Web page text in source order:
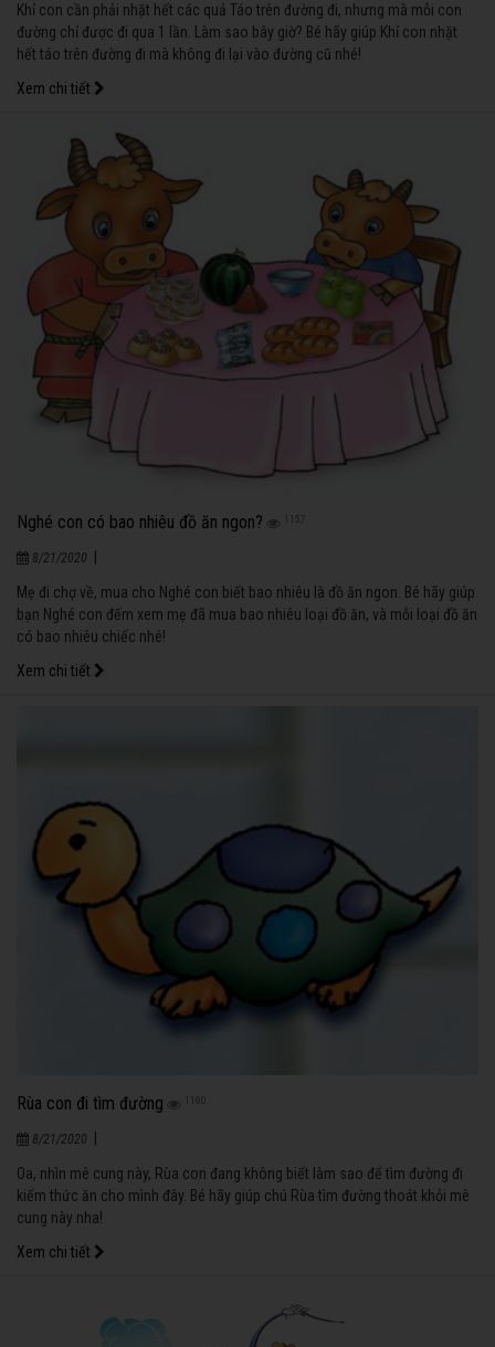
Khỉ con cần phải nhặt hết các quả Táo trên đường đi, nhưng mà mỗi con
đường chỉ được đi qua 1 lần. Làm sao bây giờ? Bé hãy giúp Khỉ con nhặt
hết táo trên đường đi mà không đi lại vào đường cũ nhé!
Xem chi tiết
Nghé con có bao nhiêu đồ ăn ngon? 1157
8/21/2020
Mẹ đi chợ về, mua cho Nghé con biết bao nhiêu là đồ ăn ngon. Bé hãy giúp
bạn Nghé con đếm xem mẹ đã mua bao nhiêu loại đồ ăn, và mỗi loại đồ ăn
có bao nhiêu chiếc nhé!
Xem chi tiết
Rùa con đi tìm đường 1180
8/21/2020
Oa, nhìn mê cung này, Rùa con đang không biết làm sao để tìm đường đi
kiếm thức ăn cho mình đây. Bé hãy giúp chú Rùa tìm đường thoát khỏi mê
cung này nha!
Xem chi tiết